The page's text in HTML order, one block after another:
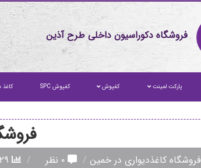
فروشگاه دکوراسیون داخلی طرح آذین
پارکت لمینت کفپوش کفپوش SPC کاغذ
فروشگاه کاغذدیواری در خمین ۰ نظر